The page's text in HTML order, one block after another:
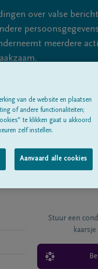
over valse
meerdere
Over ons
Stuur een
van de website en plaatsen
of andere functionaliteiten;
te klikken gaat u akkoord
zelf instellen.
Aanvaard alle cookies